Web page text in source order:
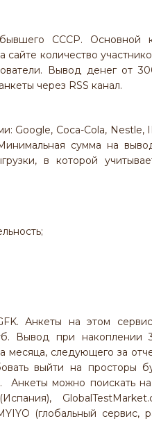
СССР. Основной
количество
Вывод денег от
через RSS канал.
Google, Coca-Cola, Nestle,
сумма на
в которой
Анкеты на этом
Вывод при накоплении
месяца, следующего за
выйти на просторы
Анкеты можно поискать
(глобальный сервис,